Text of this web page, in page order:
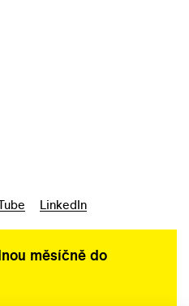
LinkedIn
měsíčně do